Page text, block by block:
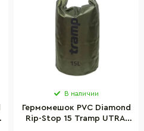
В наличии
Гермомешок PVC Diamond
Rip-Stop 15 Tramp UTRA-